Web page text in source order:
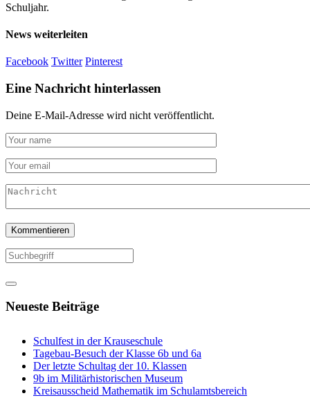
Schuljahr.
News weiterleiten
Facebook Twitter Pinterest
Eine Nachricht hinterlassen
Deine E-Mail-Adresse wird nicht veröffentlicht.
Neueste Beiträge
Schulfest in der Krauseschule
Tagebau-Besuch der Klasse 6b und 6a
Der letzte Schultag der 10. Klassen
9b im Militärhistorischen Museum
Kreisausscheid Mathematik im Schulamtsbereich